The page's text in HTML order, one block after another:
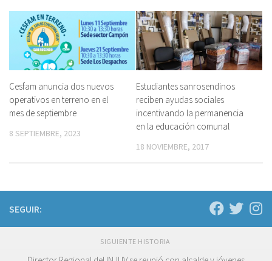
Cesfam anuncia dos nuevos
operativos en terreno en el
mes de septiembre
8 SEPTIEMBRE, 2023
Estudiantes sanrosendinos
reciben ayudas sociales
incentivando la permanencia
en la educación comunal
18 NOVIEMBRE, 2017
SEGUIR:
SIGUIENTE HISTORIA